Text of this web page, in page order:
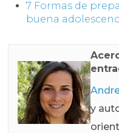
7 Formas de
buena
y